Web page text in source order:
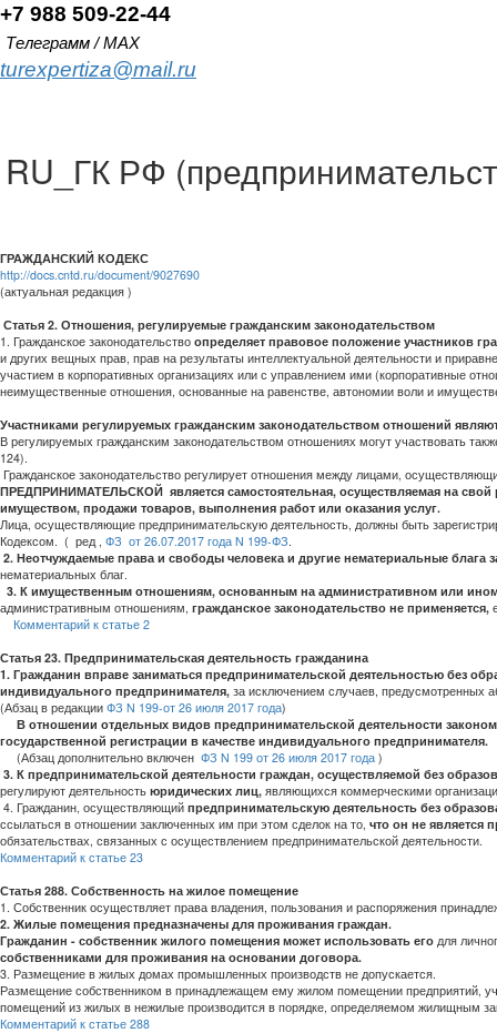
+7 988 509-22-44
Телеграмм / MAX
turexpertiza@mail.ru
RU_ГК РФ
ГРАЖДАНСКИЙ КОДЕКС
http://docs.cntd.ru/document/9027690
(актуальная редакция )
Статья 2. Отношения, регулируемые гражданским законодательством
1. Гражданское законодательство определяет правовое положение участников
и других вещных прав, прав на результаты интеллектуальной деятельности и
участием в корпоративных организациях или с управлением ими (корпоративные
неимущественные отношения, основанные на равенстве, автономии воли и
Участниками регулируемых гражданским законодательством отношений
В регулируемых гражданским законодательством отношениях могут участвовать
124).
Гражданское законодательство регулирует отношения между лицами,
ПРЕДПРИНИМАТЕЛЬСКОЙ является самостоятельная, осуществляемая на
имуществом, продажи товаров, выполнения работ или оказания услуг.
Лица, осуществляющие предпринимательскую деятельность, должны быть
Кодексом. ( ред , ФЗ от 26.07.2017 года N 199-ФЗ.
2. Неотчуждаемые права и свободы человека и другие нематериальные блага
нематериальных благ.
3. К имущественным отношениям, основанным на административном или
административным отношениям, гражданское законодательство не применяется,
Комментарий к статье 2
Статья 23. Предпринимательская деятельность гражданина
1. Гражданин вправе заниматься предпринимательской деятельностью без
индивидуального предпринимателя, за исключением случаев, предусмотренных
(Абзац в редакции ФЗ N 199-от 26 июля 2017 года)
В отношении отдельных видов предпринимательской деятельности
государственной регистрации в качестве индивидуального предпринимателя.
(Абзац дополнительно включен ФЗ N 199 от 26 июля 2017 года )
3. К предпринимательской деятельности граждан, осуществляемой без
регулируют деятельность юридических лиц, являющихся коммерческими
4. Гражданин, осуществляющий предпринимательскую деятельность без
ссылаться в отношении заключенных им при этом сделок на то, что он не является
обязательствах, связанных с осуществлением предпринимательской деятельности.
Комментарий к статье 23
Статья 288. Собственность на жилое помещение
1. Собственник осуществляет права владения, пользования и распоряжения
2. Жилые помещения предназначены для проживания граждан.
Гражданин - собственник жилого помещения может использовать его для
собственниками для проживания на основании договора.
3. Размещение в жилых домах промышленных производств не допускается.
Размещение собственником в принадлежащем ему жилом помещении предприятий,
помещений из жилых в нежилые производится в порядке, определяемом жилищным
Комментарий к статье 288